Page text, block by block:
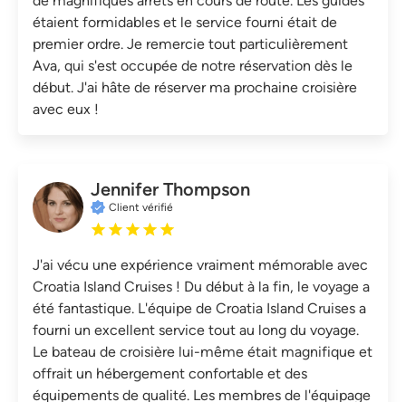
étaient formidables et le service fourni était de
premier ordre. Je remercie tout particulièrement
Ava, qui s'est occupée de notre réservation dès le
début. J'ai hâte de réserver ma prochaine croisière
avec eux !
Jennifer Thompson
Client vérifié
J'ai vécu une expérience vraiment mémorable avec
Croatia Island Cruises ! Du début à la fin, le voyage a
été fantastique. L'équipe de Croatia Island Cruises a
fourni un excellent service tout au long du voyage.
Le bateau de croisière lui-même était magnifique et
offrait un hébergement confortable et des
équipements de qualité. Les membres de l'équipage